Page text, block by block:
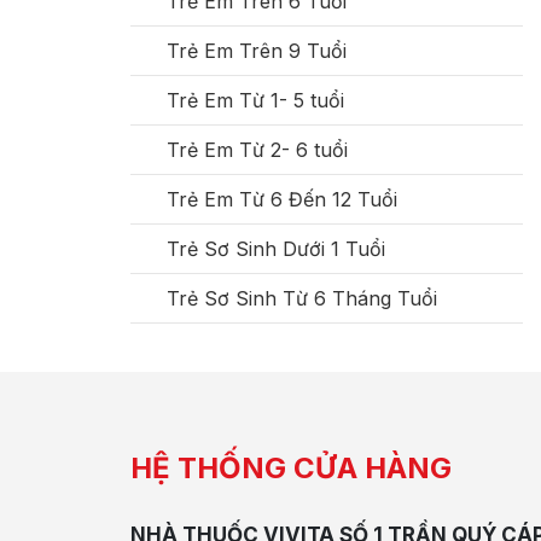
Trẻ Em Trên 9 Tuổi
Trẻ Em Từ 1- 5 tuổi
Trẻ Em Từ 2- 6 tuổi
Trẻ Em Từ 6 Đến 12 Tuổi
Trẻ Sơ Sinh Dưới 1 Tuổi
Trẻ Sơ Sinh Từ 6 Tháng Tuổi
HỆ THỐNG CỬA HÀNG
NHÀ THUỐC VIVITA SỐ 1 TRẦN QUÝ